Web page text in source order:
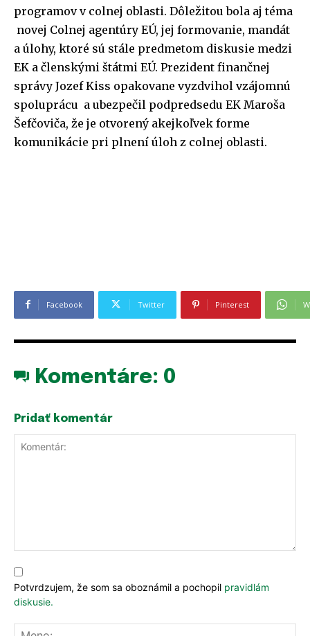
programov v colnej oblasti. Dôležitou bola aj téma
novej Colnej agentúry EÚ, jej formovanie, mandát
a úlohy, ktoré sú stále predmetom diskusie medzi
EK a členskými štátmi EÚ. Prezident finančnej
správy Jozef Kiss opakovane vyzdvihol vzájomnú
spoluprácu a ubezpečil podpredsedu EK Maroša
Šefčoviča, že je otvorený akejkoľvek forme
komunikácie pri plnení úloh z colnej oblasti.
Facebook Twitter Pinterest
Komentáre: 0
Pridať komentár
Potvrdzujem, že som sa oboznámil a pochopil pravidlám
diskusie.